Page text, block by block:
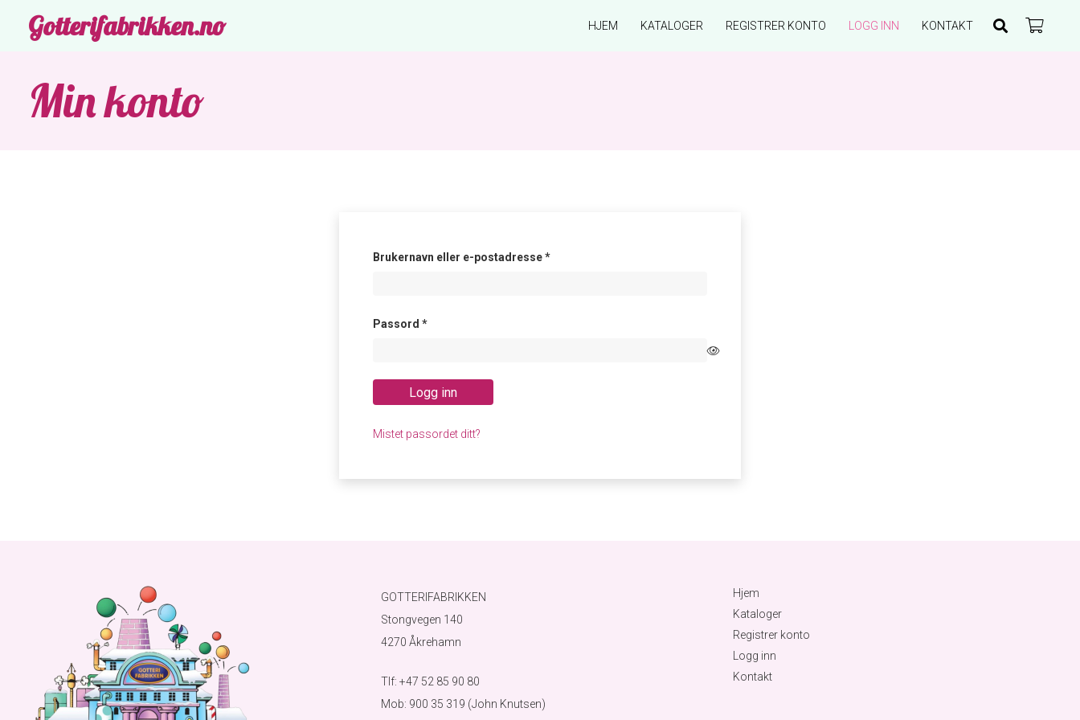
Gotterifabrikken.no HJEM KATALOGER REGISTRER KONTO LOGG INN KONTAKT
Min konto
Brukernavn eller e-postadresse*Påkrevd
Passord *Påkrevd
Logg inn
Mistet passordet ditt?
GOTTERIFABRIKKEN
Stongvegen 140
4270 Åkrehamn
Tlf: +47 52 85 90 80
Mob: 900 35 319 (John Knutsen)
Hjem
Kataloger
Registrer konto
Logg inn
Kontakt